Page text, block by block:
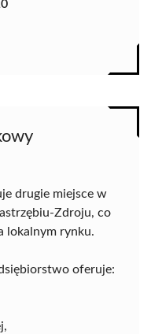
drugie miejsce w
Zdroju, co
lokalnym rynku.
oferuje: